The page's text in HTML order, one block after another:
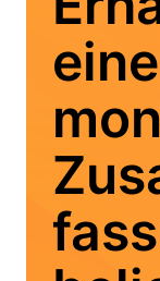
eine